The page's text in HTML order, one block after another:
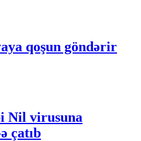
qoşun göndərir
Nil virusuna
çatıb